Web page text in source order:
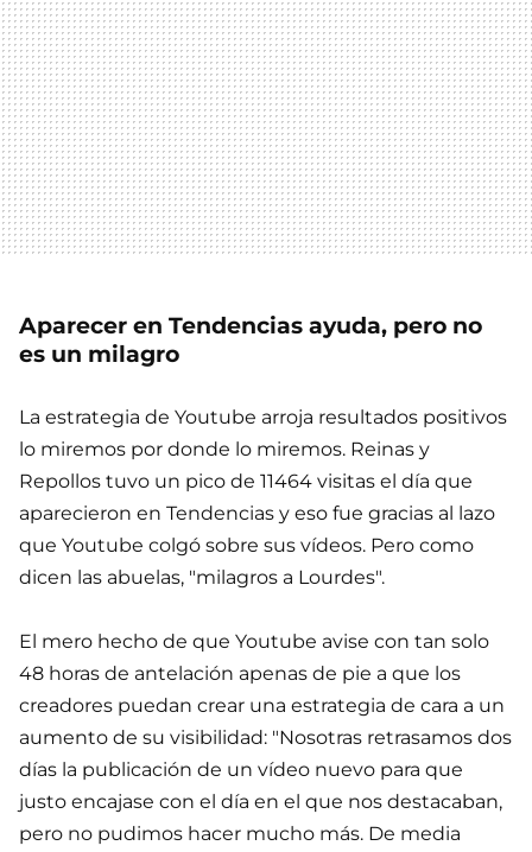
Aparecer en Tendencias ayuda, pero no
es un milagro
La estrategia de Youtube arroja resultados positivos
lo miremos por donde lo miremos. Reinas y
Repollos tuvo un pico de 11464 visitas el día que
aparecieron en Tendencias y eso fue gracias al lazo
que Youtube colgó sobre sus vídeos. Pero como
dicen las abuelas, "milagros a Lourdes".
El mero hecho de que Youtube avise con tan solo
48 horas de antelación apenas de pie a que los
creadores puedan crear una estrategia de cara a un
aumento de su visibilidad: "Nosotras retrasamos dos
días la publicación de un vídeo nuevo para que
justo encajase con el día en el que nos destacaban,
pero no pudimos hacer mucho más. De media